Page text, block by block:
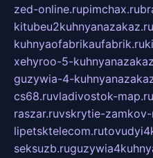
zed-online.rupimchax.ru
kitubeu2kuhnyanazakaz.ru
kuhnyaofabrikaufabrik.ru
xehyroo-5-
guzywia-4-
cs68.ruvladivostok-map.ru
raszar.ruvskrytie-zamkov-
lipetsktelecom.ru
seksuzb.ru